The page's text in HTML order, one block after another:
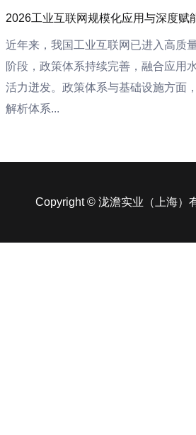
2026工业互联网规模化应用与深度赋
近年来，我国工业互联网已进入高质
阶段，政策体系持续完善，融合应用
活力迸发。政策体系与基础设施方面
解析体系...
Copyright © 泷澹实业（上海）